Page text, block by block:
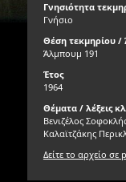
Γνησιότητα
Γνήσιο
Θέση τεκμηρίου
Άλμπουμ 191
Έτος
1964
Θέματα / λέξεις
Βενιζέλος
Καλαϊτζάκης
Δείτε το αρχείο σε